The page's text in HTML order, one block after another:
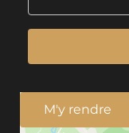
M'y rendre